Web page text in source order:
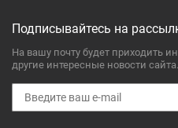
Подписывайтесь на
На вашу почту будет приходить
другие интересные новости сайта.